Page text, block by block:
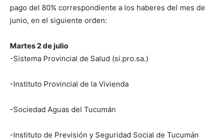
pago del 80% correspondiente a los haberes del mes de
junio, en el siguiente orden:
Martes 2 de julio
-Sistema Provincial de Salud (si.pro.sa.)
-Instituto Provincial de la Vivienda
-Sociedad Aguas del Tucumán
-Instituto de Previsión y Seguridad Social de Tucumán